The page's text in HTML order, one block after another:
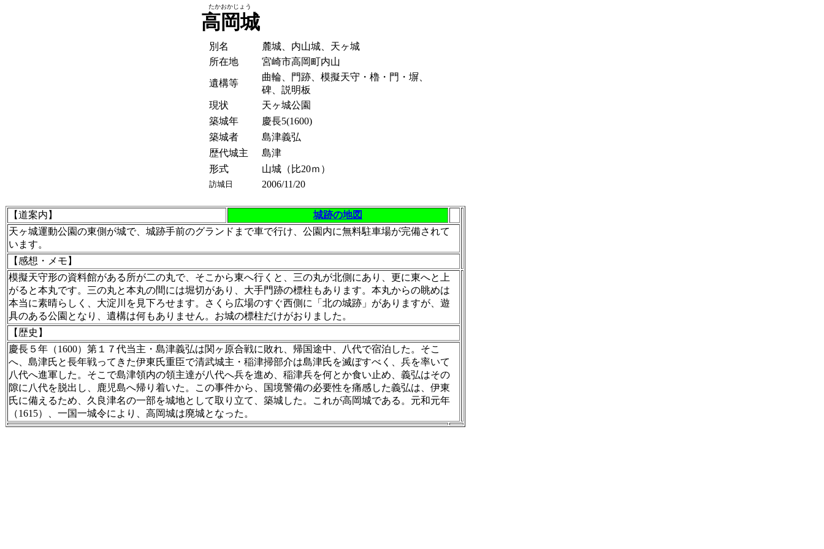
高岡城
別名
麓城、内山城、天ヶ城
所在地
宮崎市高岡町内山
遺構等
曲輪、門跡、模擬天守・櫓・門・塀、
碑、説明板
現状
天ヶ城公園
築城年
慶長5(1600)
築城者
島津義弘
歴代城主
島津
形式
山城（比20ｍ）
訪城日 2006/11/20
【道案内】
城跡の地図
天ヶ城運動公園の東側が城で、城跡手前のグランドまで車で行け、公園内に無料駐車場が完備されて
います。
【感想・メモ】
模擬天守形の資料館がある所が二の丸で、そこから東へ行くと、三の丸が北側にあり、更に東へと上
がると本丸です。三の丸と本丸の間には堀切があり、大手門跡の標柱もあります。本丸からの眺めは
本当に素晴らしく、大淀川を見下ろせます。さくら広場のすぐ西側に「北の城跡」がありますが、遊
具のある公園となり、遺構は何もありません。お城の標柱だけがおりました。
【歴史】
慶長５年（1600）第１７代当主・島津義弘は関ヶ原合戦に敗れ、帰国途中、八代で宿泊した。そこ
へ、島津氏と長年戦ってきた伊東氏重臣で清武城主・稲津掃部介は島津氏を滅ぼすべく、兵を率いて
八代へ進軍した。そこで島津領内の領主達が八代へ兵を進め、稲津兵を何とか食い止め、義弘はその
隙に八代を脱出し、鹿児島へ帰り着いた。この事件から、国境警備の必要性を痛感した義弘は、伊東
氏に備えるため、久良津名の一部を城地として取り立て、築城した。これが高岡城である。元和元年
（1615）、一国一城令により、高岡城は廃城となった。
たかおかじょう